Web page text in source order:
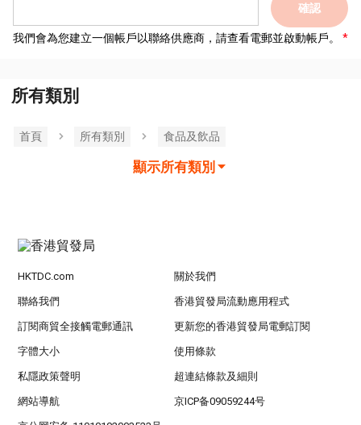
確認
我們會為您建立一個帳戶以聯絡供應商，請查看電郵並啟動帳戶。
所有類別
首頁 所有類別 食品及飲品
顯示所有類別
HKTDC.com 關於我們
聯絡我們 香港貿發局流動應用程式
訂閱商貿全接觸電郵通訊 更新您的香港貿發局電郵訂閱
字體大小 使用條款
私隱政策聲明 超連結條款及細則
網站導航 京ICP备09059244号